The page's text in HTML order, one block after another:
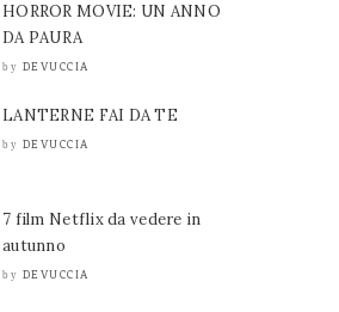
HORROR MOVIE: UN ANNO
DA PAURA
by DEVUCCIA
LANTERNE FAI DA TE
by DEVUCCIA
7 film Netflix da vedere in
autunno
by DEVUCCIA